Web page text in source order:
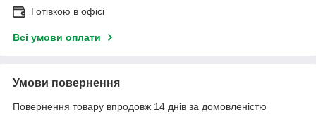
Готівкою в офісі
Всі умови оплати
Умови повернення
Повернення товару впродовж 14 днів за домовленістю